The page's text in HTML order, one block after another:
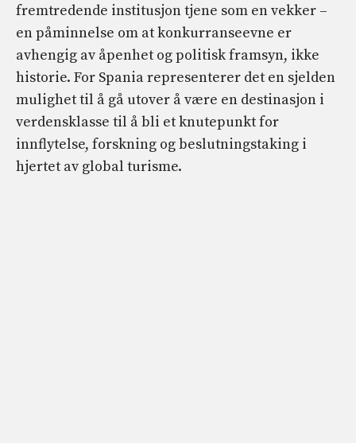
fremtredende institusjon tjene som en vekker –
en påminnelse om at konkurranseevne er
avhengig av åpenhet og politisk framsyn, ikke
historie. For Spania representerer det en sjelden
mulighet til å gå utover å være en destinasjon i
verdensklasse til å bli et knutepunkt for
innflytelse, forskning og beslutningstaking i
hjertet av global turisme.